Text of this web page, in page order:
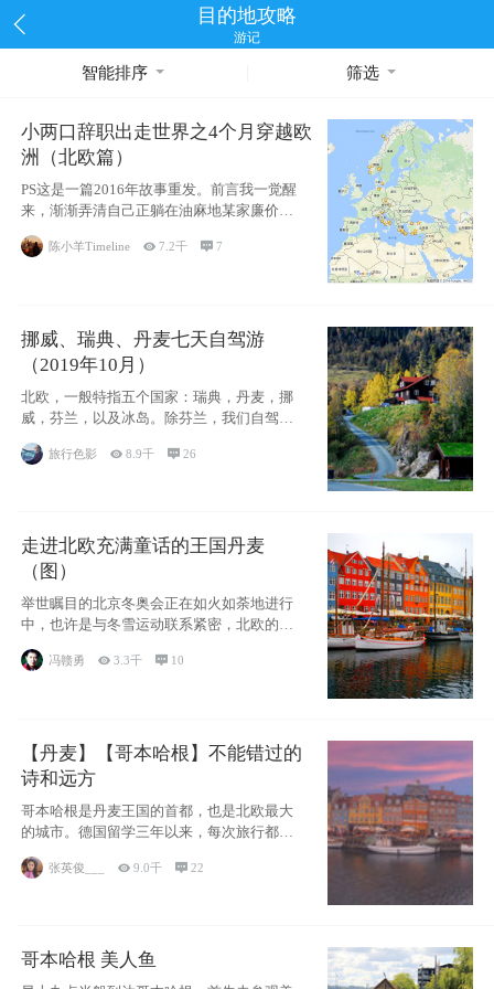
目的地攻略
游记
智能排序 筛选
小两口辞职出走世界之4个月穿越欧
洲（北欧篇）
PS这是一篇2016年故事重发。前言我一觉醒
来，渐渐弄清自己正躺在油麻地某家廉价宾
馆
陈小羊Timeline 7.2千 7
挪威、瑞典、丹麦七天自驾游
（2019年10月）
北欧，一般特指五个国家：瑞典，丹麦，挪
威，芬兰，以及冰岛。除芬兰，我们自驾游
旅行色影 8.9千 26
走进北欧充满童话的王国丹麦
（图）
举世瞩目的北京冬奥会正在如火如荼地进行
中，也许是与冬雪运动联系紧密，北欧的一
些国家因
冯赣勇 3.3千  10
【丹麦】【哥本哈根】不能错过的
诗和远方
哥本哈根是丹麦王国的首都，也是北欧最大
的城市。德国留学三年以来，每次旅行都是
张英俊___ 9.0千 22
哥本哈根 美人鱼